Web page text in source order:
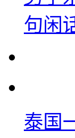
句闲
泰国